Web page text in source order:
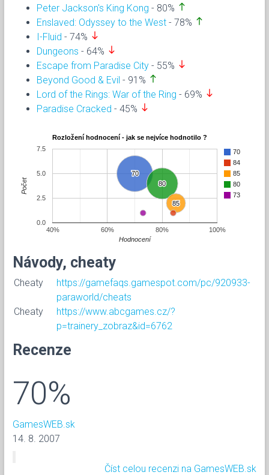
Peter Jackson's King Kong - 80% north
Enslaved: Odyssey to the West - 78% north
I-Fluid - 74% south
Dungeons - 64% south
Escape from Paradise City - 55% south
Beyond Good & Evil - 91% north
Lord of the Rings: War of the Ring - 69% south
Paradise Cracked - 45% south
Rozložení hodnocení - jak se nejvíce hodnotilo ?
70
84
85
80
73
70
70
80
80
85
85
40% 60% 80% 100%
0.0
2.5
5.0
7.5
Hodnocení
Počet
Návody, cheaty
Cheaty
https://gamefaqs.gamespot.com/pc/920933-
paraworld/cheats
Cheaty
https://www.abcgames.cz/?
p=trainery_zobraz&id=6762
Recenze
70%
GamesWEB.sk
14. 8. 2007
Číst celou recenzi na GamesWEB.sk